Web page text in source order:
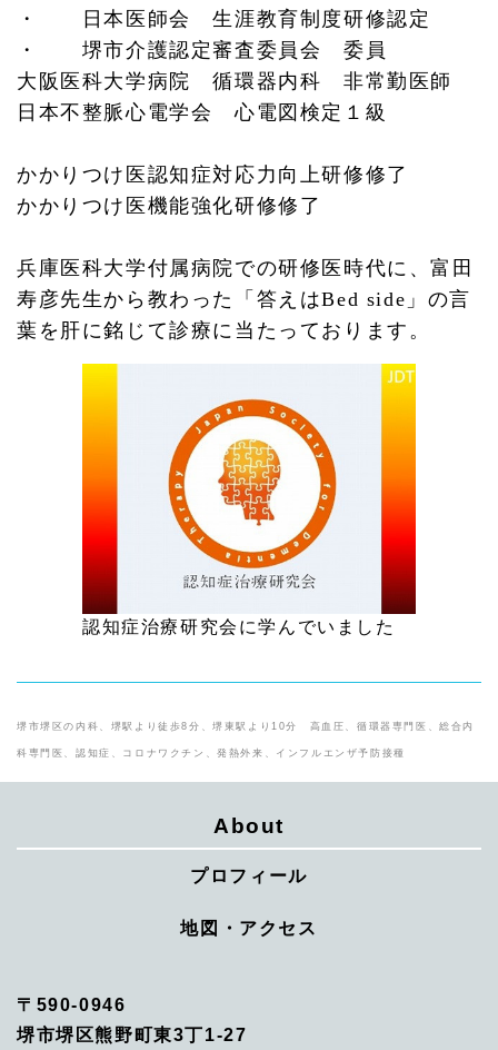
・ 日本医師会 生涯教育制度研修認定
・ 堺市介護認定審査委員会 委員
大阪医科大学病院 循環器内科 非常勤医師
日本不整脈心電学会 心電図検定１級
かかりつけ医認知症対応力向上研修修了
かかりつけ医機能強化研修修了
兵庫医科大学付属病院での研修医時代に、富田
寿彦先生から教わった「答えはBed side」の言
葉を肝に銘じて診療に当たっております。
認知症治療研究会に学んでいました
堺市堺区の内科、堺駅より徒歩8分、堺東駅より10分 高血圧、循環器専門医、総合内
科専門医、認知症、コロナワクチン、発熱外来、インフルエンザ予防接種
About
プロフィール
地図・アクセス
〒590-0946
堺市堺区熊野町東3丁1-27